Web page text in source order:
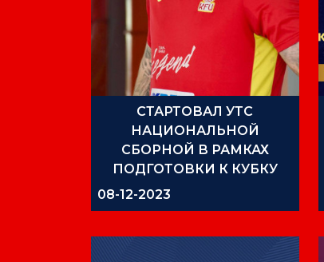
СТАРТОВАЛ УТС
НАЦИОНАЛЬНОЙ
СБОРНОЙ В РАМКАХ
ПОДГОТОВКИ К КУБКУ
08-12-2023